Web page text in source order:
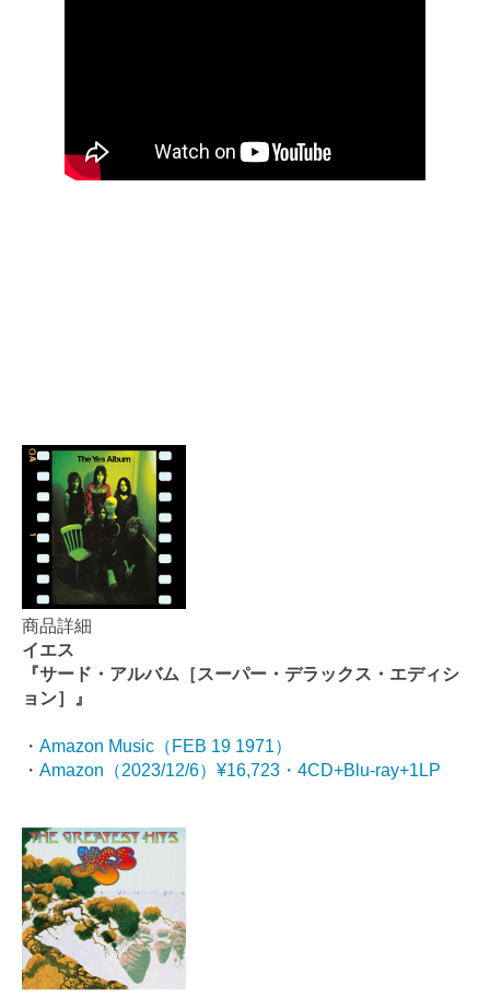
商品詳細
イエス
『サード・アルバム［スーパー・デラックス・エディシ
ョン］』
・ Amazon Music（FEB 19 1971）
・ Amazon（2023/12/6）¥16,723・4CD+Blu-ray+1LP